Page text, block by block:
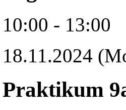
10:00 - 13:00
18.11.2024
Praktikum